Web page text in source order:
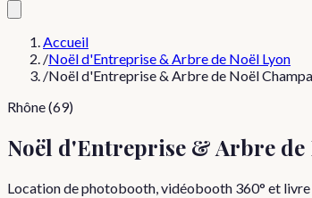
Accueil
/Noël d'Entreprise & Arbre de Noël Lyon
/Noël d'Entreprise & Arbre de Noël
Rhône (69)
Noël d'Entreprise & Arbre
Location de photobooth, vidéobooth 360° et